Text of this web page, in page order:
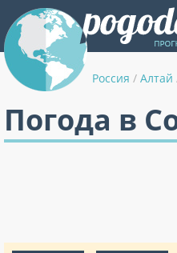
Россия / Алтай
Погода в